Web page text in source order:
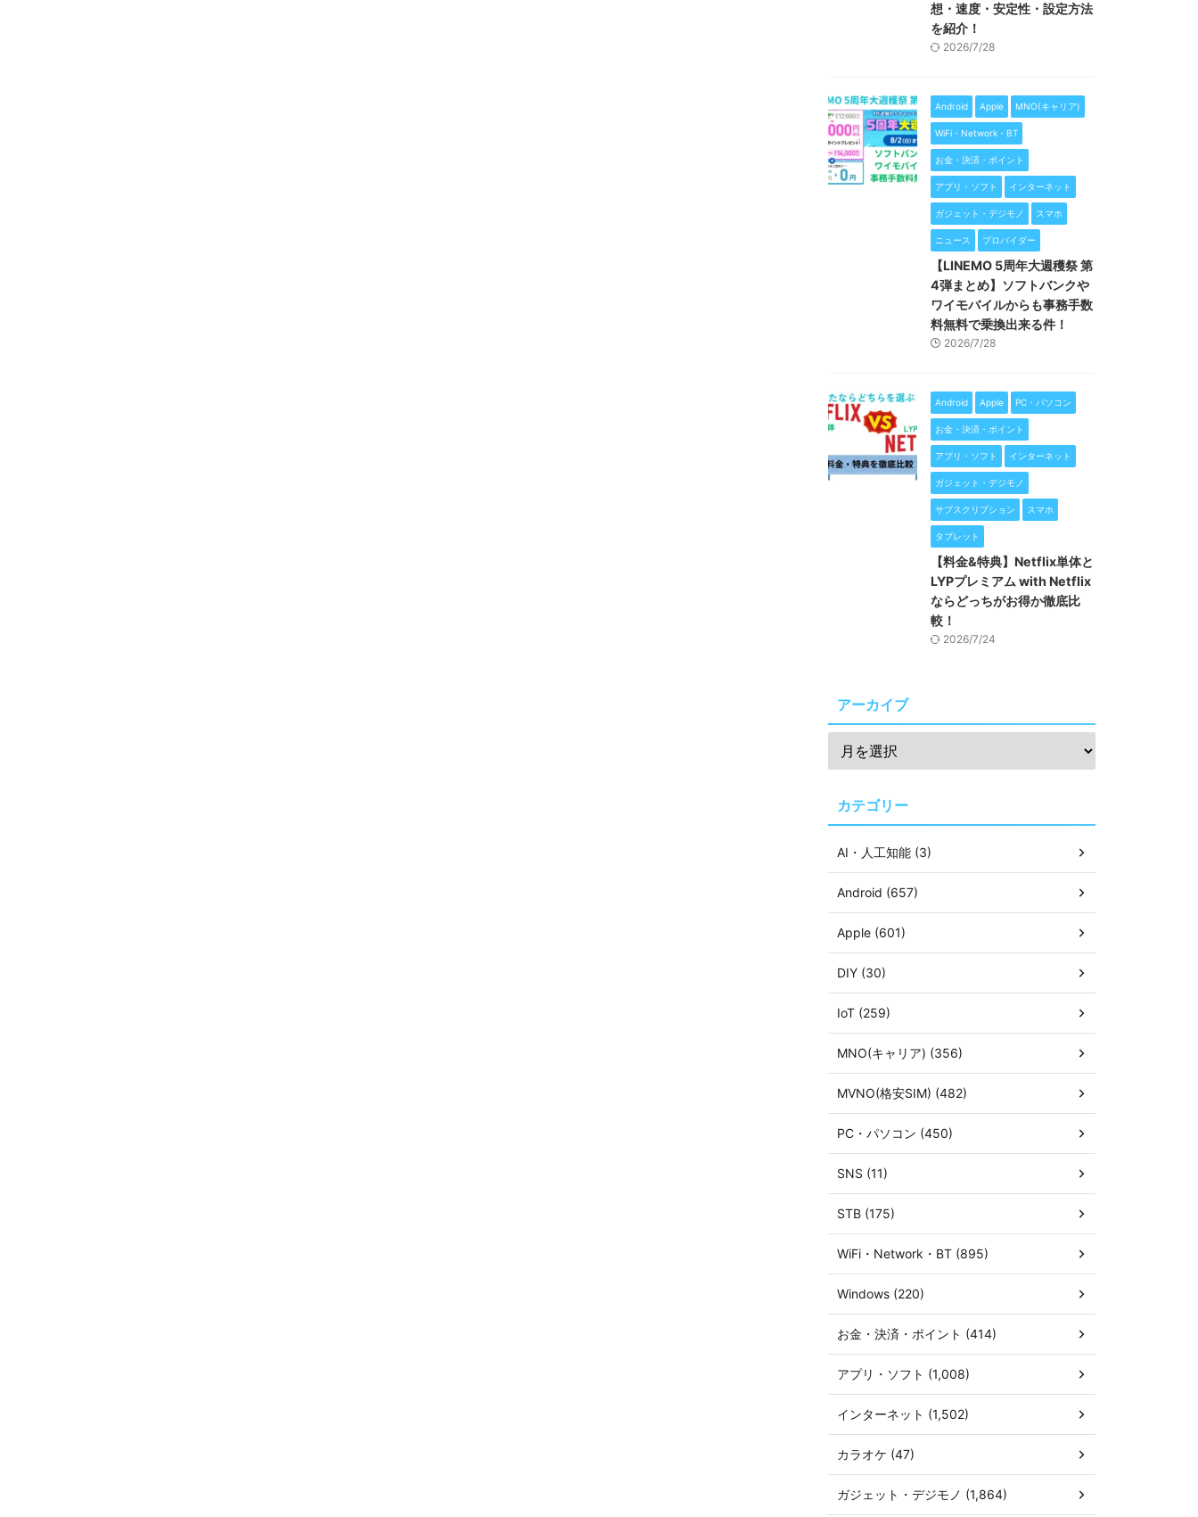
想・速度・安定性・設定方法
を紹介！
2026/7/28
Android Apple MNO(キャリア)
WiFi・Network・BT
お金・決済・ポイント
アプリ・ソフト インターネット
ガジェット・デジモノ スマホ
ニュース プロバイダー
【LINEMO 5周年大週穫祭 第
4弾まとめ】ソフトバンクや
ワイモバイルからも事務手数
料無料で乗換出来る件！
2026/7/28
Android Apple PC・パソコン
お金・決済・ポイント
アプリ・ソフト インターネット
ガジェット・デジモノ
サブスクリプション スマホ
タブレット
【料金&特典】Netflix単体と
LYPプレミアム with Netflix
ならどっちがお得か徹底比
較！
2026/7/24
アーカイブ
カテゴリー
AI・人工知能 (3)
Android (657)
Apple (601)
DIY (30)
IoT (259)
MNO(キャリア) (356)
MVNO(格安SIM) (482)
PC・パソコン (450)
SNS (11)
STB (175)
WiFi・Network・BT (895)
Windows (220)
お金・決済・ポイント (414)
アプリ・ソフト (1,008)
インターネット (1,502)
カラオケ (47)
ガジェット・デジモノ (1,864)